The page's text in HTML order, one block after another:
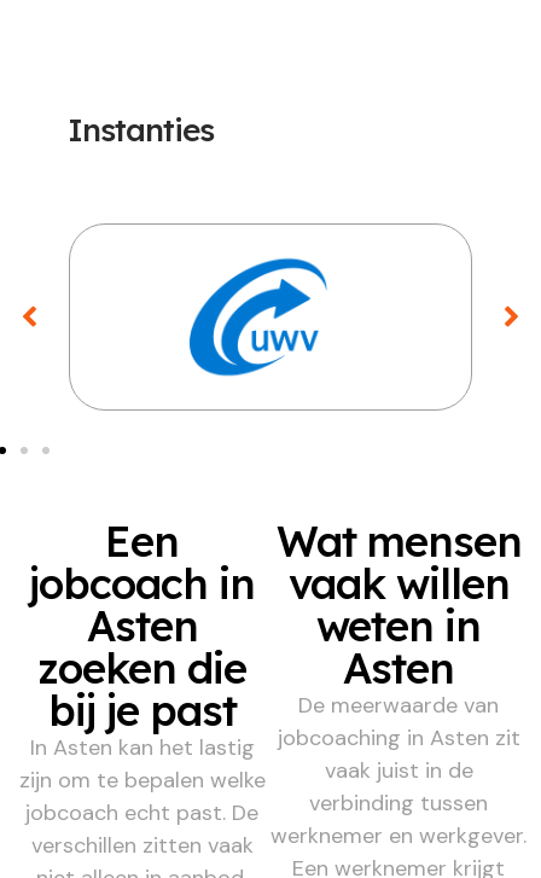
Instanties
Een
jobcoach in
Asten
zoeken die
bij je past
In Asten kan het lastig
zijn om te bepalen welke
jobcoach echt past. De
verschillen zitten vaak
Wat mensen
vaak willen
weten in
Asten
De meerwaarde van
jobcoaching in Asten zit
vaak juist in de
verbinding tussen
werknemer en werkgever.
Een werknemer krijgt